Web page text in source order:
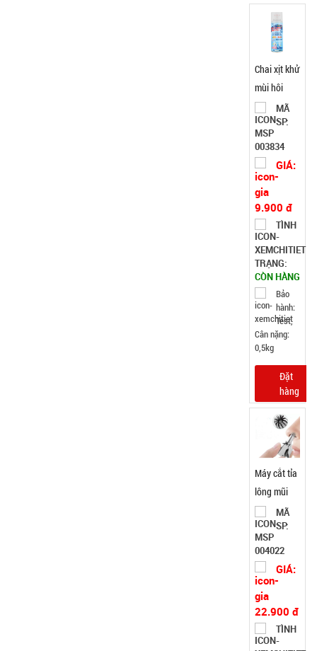
Chai xịt khử
mùi hôi
giày Nhật
Bản công
nghệ Ag+
260ML
MÃ
SP:
003834
GIÁ:
9.900 đ
TÌNH
TRẠNG:
CÒN HÀNG
Bảo
hành:
Test,
Cân nặng:
0,5kg
Đặt
hàng
Máy cắt tỉa
lông mũi
bằng thép
không rỉ
MÃ
SP:
004022
GIÁ:
22.900 đ
TÌNH